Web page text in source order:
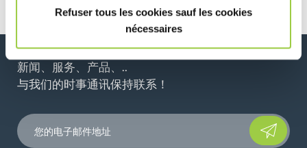
Refuser tous les cookies sauf les cookies
nécessaires
新闻、服务、产品、..
与我们的时事通讯保持联系！
Please